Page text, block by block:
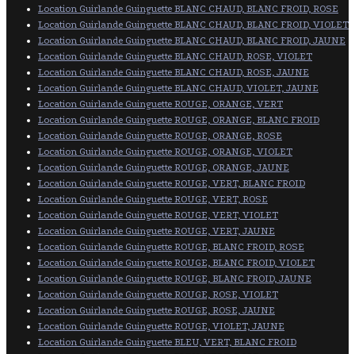
Location Guirlande Guinguette BLANC CHAUD, BLANC FROID, ROSE
Location Guirlande Guinguette BLANC CHAUD, BLANC FROID, VIOLET
Location Guirlande Guinguette BLANC CHAUD, BLANC FROID, JAUNE
Location Guirlande Guinguette BLANC CHAUD, ROSE, VIOLET
Location Guirlande Guinguette BLANC CHAUD, ROSE, JAUNE
Location Guirlande Guinguette BLANC CHAUD, VIOLET, JAUNE
Location Guirlande Guinguette ROUGE, ORANGE, VERT
Location Guirlande Guinguette ROUGE, ORANGE, BLANC FROID
Location Guirlande Guinguette ROUGE, ORANGE, ROSE
Location Guirlande Guinguette ROUGE, ORANGE, VIOLET
Location Guirlande Guinguette ROUGE, ORANGE, JAUNE
Location Guirlande Guinguette ROUGE, VERT, BLANC FROID
Location Guirlande Guinguette ROUGE, VERT, ROSE
Location Guirlande Guinguette ROUGE, VERT, VIOLET
Location Guirlande Guinguette ROUGE, VERT, JAUNE
Location Guirlande Guinguette ROUGE, BLANC FROID, ROSE
Location Guirlande Guinguette ROUGE, BLANC FROID, VIOLET
Location Guirlande Guinguette ROUGE, BLANC FROID, JAUNE
Location Guirlande Guinguette ROUGE, ROSE, VIOLET
Location Guirlande Guinguette ROUGE, ROSE, JAUNE
Location Guirlande Guinguette ROUGE, VIOLET, JAUNE
Location Guirlande Guinguette BLEU, VERT, BLANC FROID